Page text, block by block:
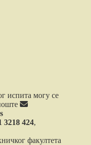
испита могу се
3218 424,
факултета